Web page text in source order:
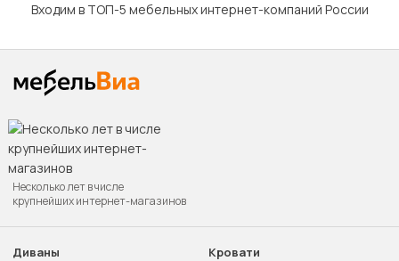
Входим в ТОП-5 мебельных интернет-компаний России
Несколько лет в числе
крупнейших интернет-магазинов
Диваны
Кровати